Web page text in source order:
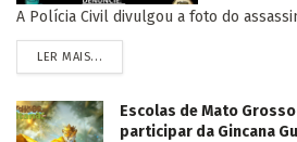
A Polícia Civil divulgou a foto do
LER MAIS...
Escolas de Mato
participar da Gincana